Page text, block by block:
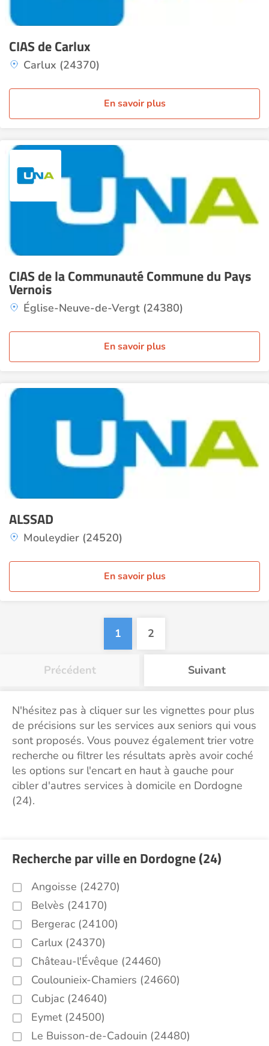
CIAS de Carlux
Carlux (24370)
En savoir plus
CIAS de la Communauté Commune du Pays
Vernois
Église-Neuve-de-Vergt (24380)
En savoir plus
ALSSAD
Mouleydier (24520)
En savoir plus
1 2
Précédent Suivant
N'hésitez pas à cliquer sur les vignettes pour plus
de précisions sur les services aux seniors qui vous
sont proposés. Vous pouvez également trier votre
recherche ou filtrer les résultats après avoir coché
les options sur l'encart en haut à gauche pour
cibler d'autres services à domicile en Dordogne
(24).
Recherche par ville en Dordogne (24)
Angoisse (24270)
Belvès (24170)
Bergerac (24100)
Carlux (24370)
Château-l'Évêque (24460)
Coulounieix-Chamiers (24660)
Cubjac (24640)
Eymet (24500)
Le Buisson-de-Cadouin (24480)